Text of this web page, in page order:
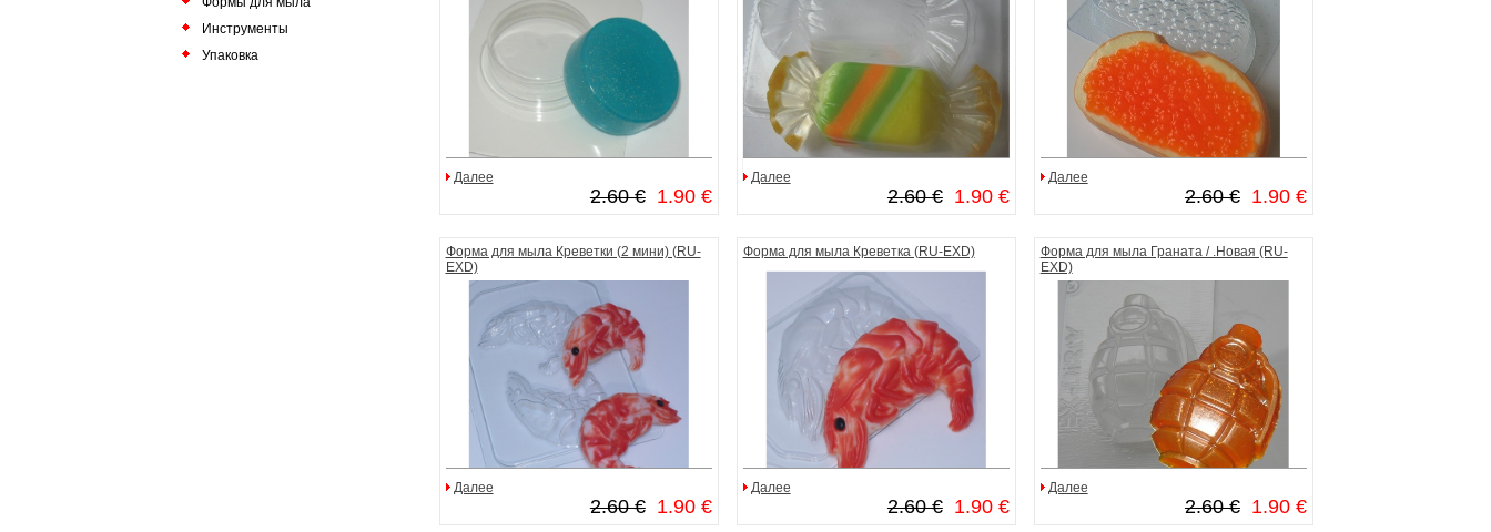
Инструменты
Упаковка
Далее
1.90 €
2.60 €
Далее
1.90 €
2.60 €
Далее
1.90 €
2.60 €
Форма для мыла Креветки (2 мини) (RU-
EXD)
Далее
1.90 €
2.60 €
Форма для мыла Креветка (RU-EXD)
Далее
1.90 €
2.60 €
Форма для мыла Граната / .Новая (RU-
EXD)
Далее
1.90 €
2.60 €